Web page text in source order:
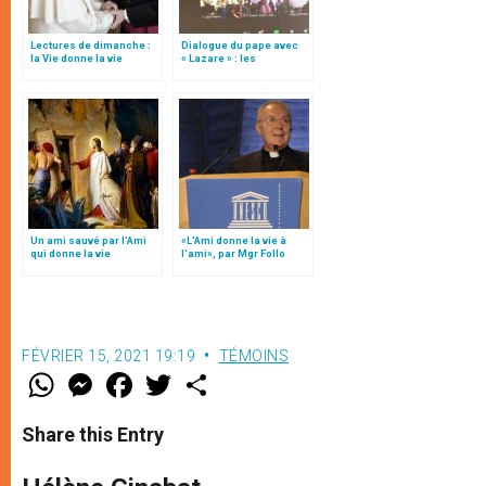
Lectures de dimanche :
la Vie donne la vie
Dialogue du pape avec
« Lazare » : les
(1)
Un ami sauvé par l’Ami
qui donne la vie
«L'Ami donne la vie à
l'ami», par Mgr Follo
FÉVRIER 15, 2021 19:19 TÉMOINS
W
t
s
p
M
e
s
e
g
F
a
e
b
o
w
r
Share this Entry